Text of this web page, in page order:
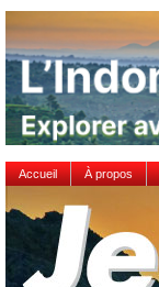
Accueil À propos